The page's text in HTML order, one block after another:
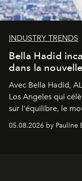
INDUSTRY TRENDS
Bella Hadid
dans la
Avec Bella Hadid,
Los Angeles qui
sur l'équilibre, le
05.08.2026 by Pauline